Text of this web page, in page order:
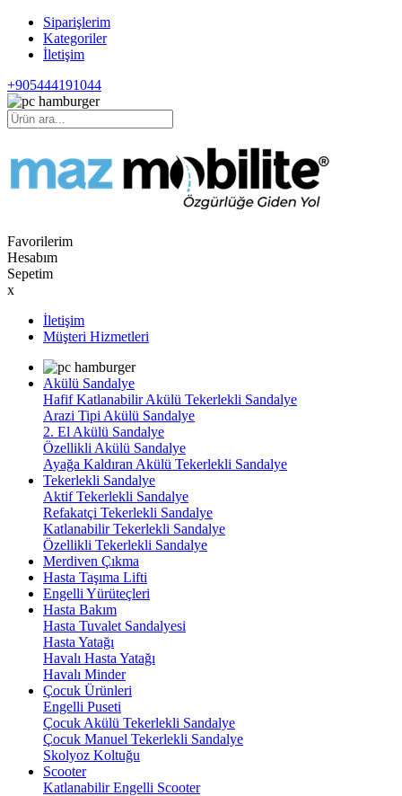
Siparişlerim
Kategoriler
İletişim
+905444191044
Favorilerim
Hesabım
Sepetim
x
İletişim
Müşteri Hizmetleri
Akülü Sandalye
Hafif Katlanabilir Akülü Tekerlekli Sandalye
Arazi Tipi Akülü Sandalye
2. El Akülü Sandalye
Özellikli Akülü Sandalye
Ayağa Kaldıran Akülü Tekerlekli Sandalye
Tekerlekli Sandalye
Aktif Tekerlekli Sandalye
Refakatçi Tekerlekli Sandalye
Katlanabilir Tekerlekli Sandalye
Özellikli Tekerlekli Sandalye
Merdiven Çıkma
Hasta Taşıma Lifti
Engelli Yürüteçleri
Hasta Bakım
Hasta Tuvalet Sandalyesi
Hasta Yatağı
Havalı Hasta Yatağı
Havalı Minder
Çocuk Ürünleri
Engelli Puseti
Çocuk Akülü Tekerlekli Sandalye
Çocuk Manuel Tekerlekli Sandalye
Skolyoz Koltuğu
Scooter
Katlanabilir Engelli Scooter